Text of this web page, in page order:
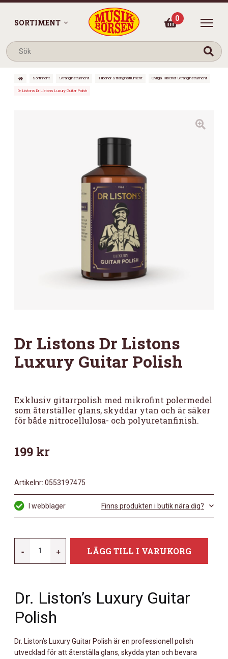
SORTIMENT 0
Sortiment Stränginstrument Tillbehör Stränginstrument Övriga Tillbehör Stränginstrument
Dr Listons Dr Listons Luxury Guitar Polish
Dr Listons Dr Listons
Luxury Guitar Polish
Exklusiv gitarrpolish med mikrofint polermedel
som återställer glans, skyddar ytan och är säker
för både nitrocellulosa- och polyuretanfinish.
199 kr
Artikelnr: 0553197475
I webblager Finns produkten i butik nära dig?
-
LISTONS
LUXURY
POLISH
+ LÄGG TILL I VARUKORG
Dr. Liston’s Luxury Guitar
Polish
Dr. Liston’s Luxury Guitar Polish är en professionell polish
utvecklad för att återställa glans, skydda ytan och bevara